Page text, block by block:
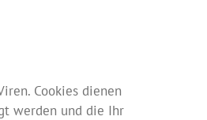
Cookies dienen
werden und die Ihr